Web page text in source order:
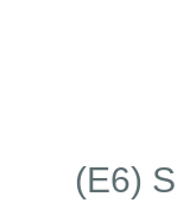
(E6)